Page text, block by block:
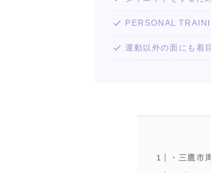
PERSONAL
運動以外の面にも着
・三鷹市